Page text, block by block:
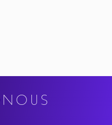
NOUS